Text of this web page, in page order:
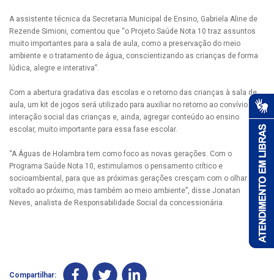
A assistente técnica da Secretaria Municipal de Ensino, Gabriela Aline de
Rezende Simioni, comentou que “o Projeto Saúde Nota 10 traz assuntos
muito importantes para a sala de aula, como a preservação do meio
ambiente e o tratamento de água, conscientizando as crianças de forma
lúdica, alegre e interativa”.
Com a abertura gradativa das escolas e o retorno das crianças à sala de
aula, um kit de jogos será utilizado para auxiliar no retorno ao convívio e
interação social das crianças e, ainda, agregar conteúdo ao ensino
escolar, muito importante para essa fase escolar.
“A Águas de Holambra tem como foco as novas gerações. Com o
Programa Saúde Nota 10, estimulamos o pensamento crítico e
socioambiental, para que as próximas gerações cresçam com o olhar
voltado ao próximo, mas também ao meio ambiente”, disse Jonatan
Neves, analista de Responsabilidade Social da concessionária.
Compartilhar: